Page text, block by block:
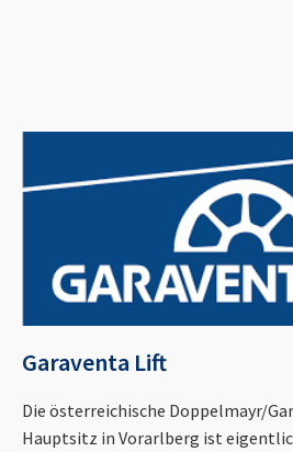
Garaventa Lift
Die österreichische Doppelmayr/
Hauptsitz in Vorarlberg ist